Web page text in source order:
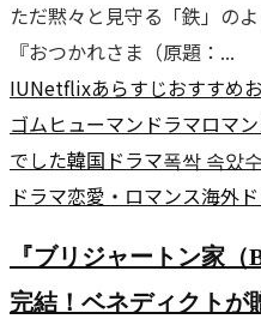
ただ黙々と見守る「鉄」の
『おつかれさま（原題：...
IUNetflixあらすじおすすめ
ゴムヒューマンドラマロマ
でした韓国ドラマ폭싹 속았
ドラマ恋愛・ロマンス海外
『ブリジャートン家
完結！ベネディクトが